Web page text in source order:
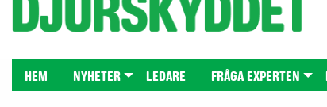
HEM NYHETER LEDARE FRÅGA EXPERTEN